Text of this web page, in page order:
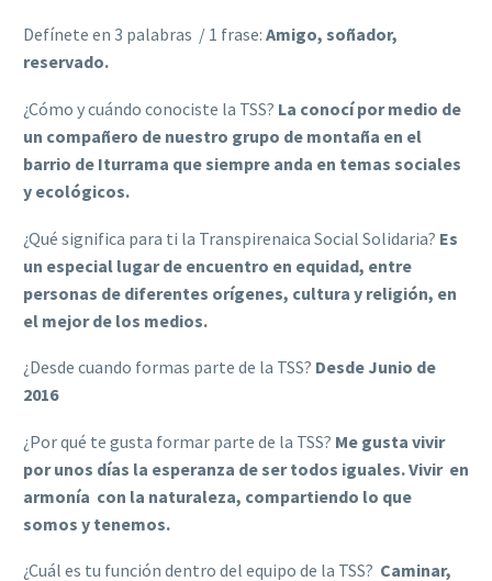
Defínete en 3 palabras / 1 frase: Amigo, soñador,
reservado.
¿Cómo y cuándo conociste la TSS? La conocí por medio de
un compañero de nuestro grupo de montaña en el
barrio de Iturrama que siempre anda en temas sociales
y ecológicos.
¿Qué significa para ti la Transpirenaica Social Solidaria? Es
un especial lugar de encuentro en equidad, entre
personas de diferentes orígenes, cultura y religión, en
el mejor de los medios.
¿Desde cuando formas parte de la TSS? Desde Junio de
2016
¿Por qué te gusta formar parte de la TSS? Me gusta vivir
por unos días la esperanza de ser todos iguales. Vivir en
armonía con la naturaleza, compartiendo lo que
somos y tenemos.
¿Cuál es tu función dentro del equipo de la TSS? Caminar,